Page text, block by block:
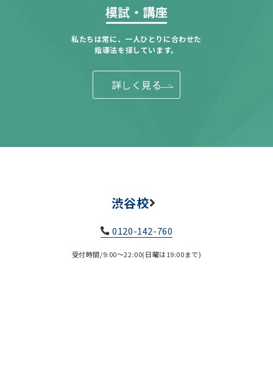
模試・講座
私たちは常に、一人ひとりに合わせた
指導法を探しています。
詳しく見る
渋谷校
0120-142-760
受付時間/9:00～22:00(日曜は19:00まで)